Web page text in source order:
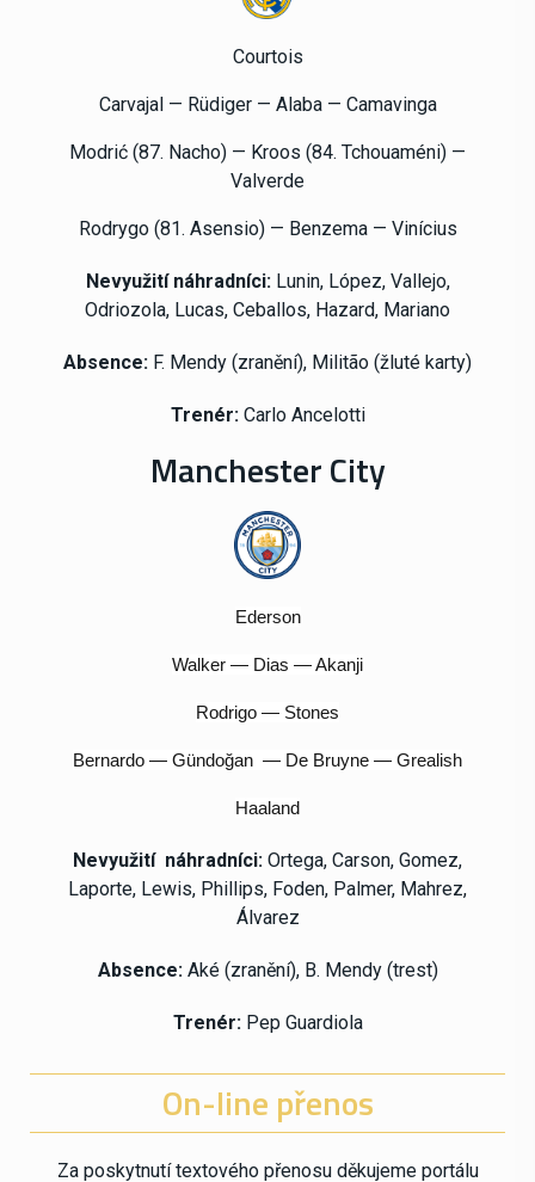
Courtois
Carvajal — Rüdiger — Alaba — Camavinga
Modrić (87. Nacho) — Kroos (84. Tchouaméni) —
Valverde
Rodrygo (81. Asensio) — Benzema — Vinícius
Nevyužití náhradníci:Lunin, López, Vallejo,
Odriozola, Lucas, Ceballos, Hazard, Mariano
Absence: F. Mendy (zranění), Militão (žluté karty)
Trenér:Carlo Ancelotti
Manchester City
Ederson
Walker — Dias — Akanji
Rodrigo — Stones
Bernardo — Gündoğan — De Bruyne — Grealish
Haaland
Nevyužitínáhradníci: Ortega, Carson, Gomez,
Laporte, Lewis, Phillips, Foden, Palmer, Mahrez,
Álvarez
Absence: Aké (zranění), B. Mendy (trest)
Trenér:Pep Guardiola
On-line přenos
Za poskytnutí textového přenosu děkujeme portálu